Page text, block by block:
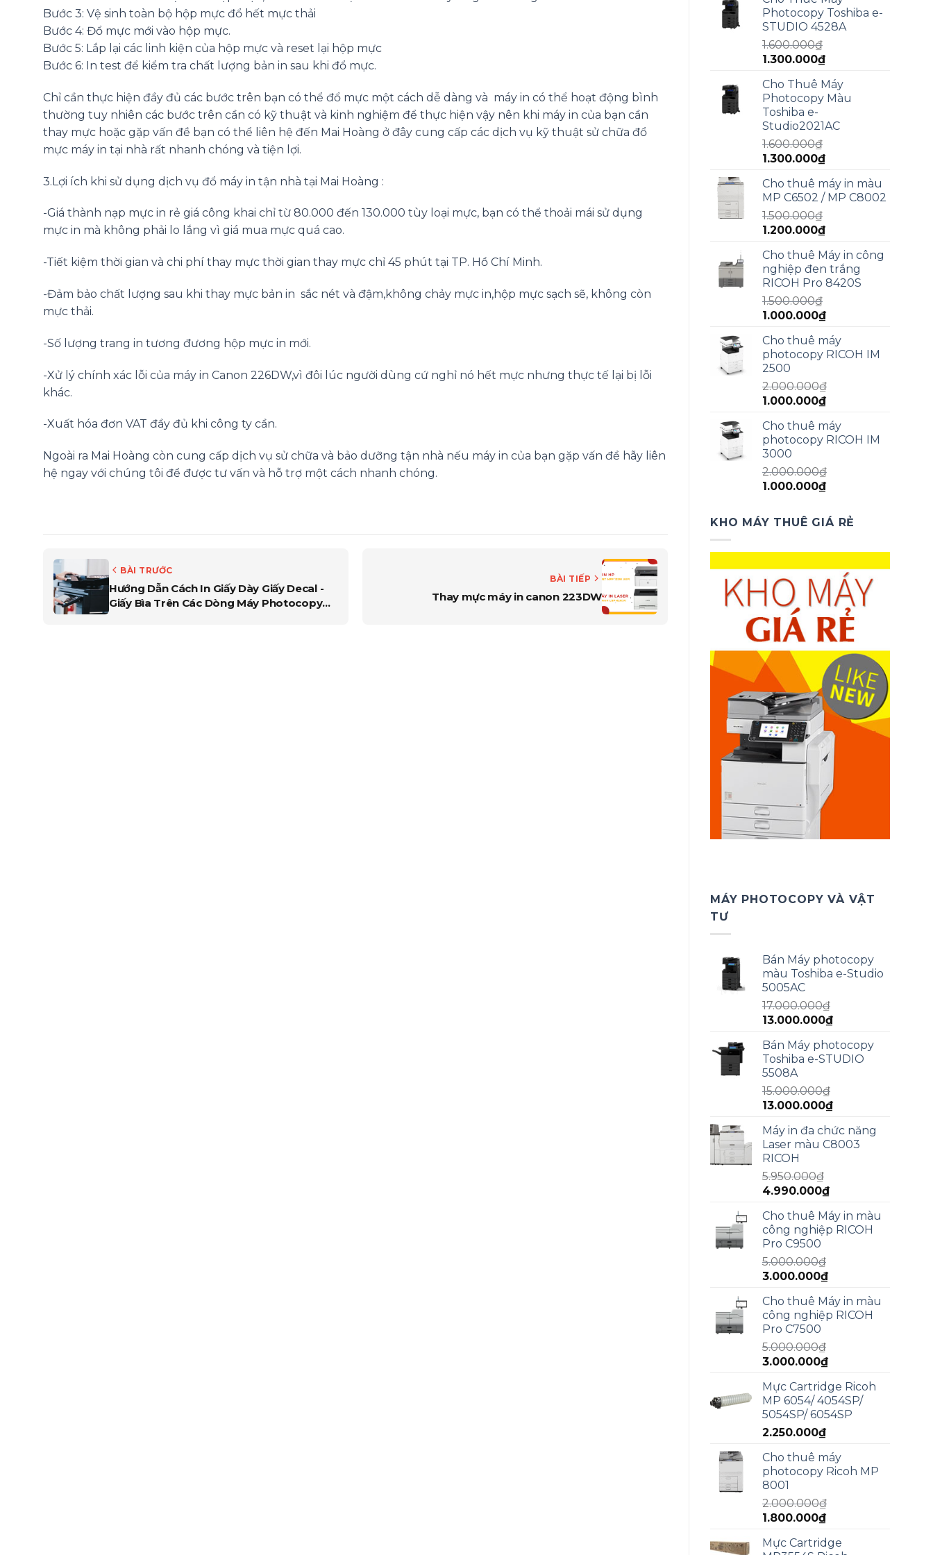
Bước 3: Vệ sinh toàn bộ hộp mực đổ hết mực thải
Bước 4: Đổ mực mới vào hộp mực.
Bước 5: Lắp lại các linh kiện của hộp mực và reset lại hộp mực
Bước 6: In test để kiểm tra chất lượng bản in sau khi đổ mực.
Chỉ cần thực hiện đầy đủ các bước trên bạn có thể đổ mực một cách dễ dàng và máy in có thể hoạt động bình
thường tuy nhiên các bước trên cần có kỹ thuật và kinh nghiệm để thực hiện vậy nên khi máy in của bạn cần
thay mực hoặc gặp vấn đề bạn có thể liên hệ đến Mai Hoàng ở đây cung cấp các dịch vụ kỹ thuật sử chữa đổ
mực máy in tại nhà rất nhanh chóng và tiện lợi.
3.Lợi ích khi sử dụng dịch vụ đổ máy in tận nhà tại Mai Hoàng :
-Giá thành nạp mực in rẻ giá công khai chỉ từ 80.000 đến 130.000 tùy loại mực, bạn có thể thoải mái sử dụng
mực in mà không phải lo lắng vì giá mua mực quá cao.
-Tiết kiệm thời gian và chi phí thay mực thời gian thay mực chỉ 45 phút tại TP. Hồ Chí Minh.
-Đảm bảo chất lượng sau khi thay mực bản in sắc nét và đậm,không chảy mực in,hộp mực sạch sẽ, không còn
mực thải.
-Số lượng trang in tương đương hộp mực in mới.
-Xử lý chính xác lỗi của máy in Canon 226DW,vì đôi lúc người dùng cứ nghỉ nó hết mực nhưng thực tế lại bị lỗi
khác.
-Xuất hóa đơn VAT đầy đủ khi công ty cần.
Ngoài ra Mai Hoàng còn cung cấp dịch vụ sử chữa và bảo dưỡng tận nhà nếu máy in của bạn gặp vấn đề hãy liên
hệ ngay với chúng tôi để được tư vấn và hỗ trợ một cách nhanh chóng.
BÀI TRƯỚC
Hướng Dẫn Cách In Giấy Dày Giấy Decal -
Giấy Bìa Trên Các Dòng Máy Photocopy
BÀI TIẾP
Thay mực máy in canon 223DW
2.000.000₫. là:
1.800.000₫.
Photocopy Toshiba e-
STUDIO 4528A
1.600.000₫
Giá
là:
1.600.000₫.
1.300.000₫Giá
tại
là:
Cho Thuê Máy
Photocopy Màu
Toshiba e-
Studio2021AC
1.600.000₫
Giá
là:
1.600.000₫.
1.300.000₫Giá
tại
là:
Cho thuê máy in màu
MP C6502 / MP C8002
1.500.000₫
Giá
là:
1.500.000₫.
1.200.000₫Giá
tại
là:
1.200.000₫.
Cho thuê Máy in công
nghiệp đen trắng
RICOH Pro 8420S
1.500.000₫
Giá
là:
1.500.000₫.
1.000.000₫Giá
tại
là:
Cho thuê máy
photocopy RICOH IM
2500
2.000.000₫
Giá
là:
2.000.000₫.
1.000.000₫Giá
tại
là:
Cho thuê máy
photocopy RICOH IM
3000
2.000.000₫
Giá
là:
2.000.000₫.
1.000.000₫Giá
tại
là:
KHO MÁY THUÊ GIÁ RẺ
MÁY PHOTOCOPY VÀ VẬT
TƯ
Bán Máy photocopy
màu Toshiba e-Studio
5005AC
17.000.000₫
Giá
là:
17.000.000₫.
13.000.000₫Giá
tại
là:
Bán Máy photocopy
Toshiba e-STUDIO
5508A
15.000.000₫
Giá
là:
15.000.000₫.
13.000.000₫Giá
tại
là:
Máy in đa chức năng
Laser màu C8003
RICOH
5.950.000₫
Giá
là:
5.950.000₫.
4.990.000₫Giá
tại
là:
Cho thuê Máy in màu
công nghiệp RICOH
Pro C9500
5.000.000₫
Giá
là:
5.000.000₫.
3.000.000₫Giá
tại
là:
Cho thuê Máy in màu
công nghiệp RICOH
Pro C7500
5.000.000₫
Giá
là:
5.000.000₫.
3.000.000₫Giá
tại
là:
3.000.000₫.
Mực Cartridge Ricoh
MP 6054/ 4054SP/
5054SP/ 6054SP
2.250.000₫
Cho thuê máy
photocopy Ricoh MP
8001
2.000.000₫
Giá
là:
1.800.000₫Giá
tại
Mực Cartridge